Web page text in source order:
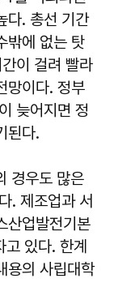
다. 총선 기간
밖에 없는 탓
이 걸려 빨라
망이다. 정부
늦어지면 정
된다.
경우도 많은
. 제조업과 서
산업발전기본
있다. 한계
용의 사립대학